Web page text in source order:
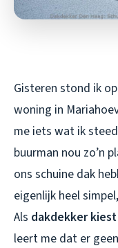
Gisteren stond ik
woning in
me iets wat ik
buurman nou zo’n
ons schuine dak
eigenlijk heel
Als dakdekker kiest
leert me dat er